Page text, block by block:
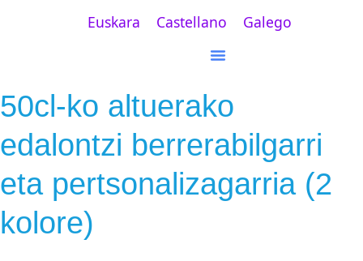
Euskara Castellano Galego
50cl-ko altuerako
edalontzi berrerabilgarri
eta pertsonalizagarria (2
kolore)